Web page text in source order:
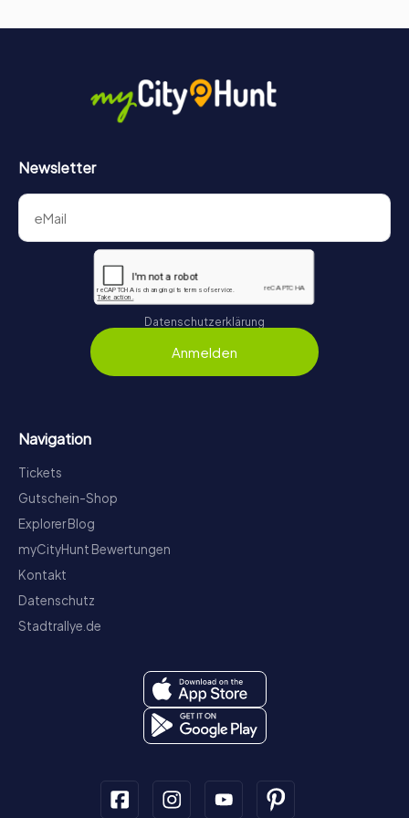
Newsletter
Datenschutzerklärung
Anmelden
Navigation
Tickets
Gutschein-Shop
Explorer Blog
myCityHunt Bewertungen
Kontakt
Datenschutz
Stadtrallye.de